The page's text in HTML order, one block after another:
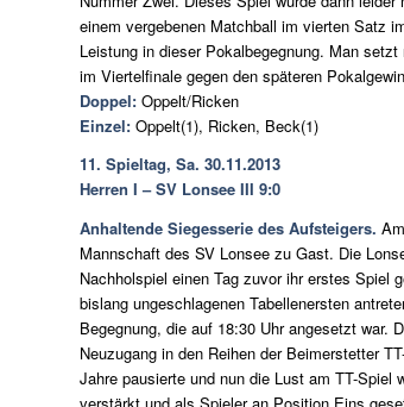
einem vergebenen Matchball im vierten Satz
Leistung in dieser Pokalbegegnung. Man
im Viertelfinale gegen den späteren
Doppel: Oppelt/Ricken
Einzel: Oppelt(1), Ricken, Beck(1)
11. Spieltag, Sa. 30.11.2013
Herren I – SV Lonsee III 9:0
Anhaltende Siegesserie des Aufsteigers.
Mannschaft des SV Lonsee zu Gast. Die
Nachholspiel einen Tag zuvor ihr erstes Spiel
bislang ungeschlagenen Tabellenersten
Begegnung, die auf 18:30 Uhr angesetzt war.
Neuzugang in den Reihen der Beimerstetter
Jahre pausierte und nun die Lust am TT-Spiel
verstärkt und als Spieler an Position Eins